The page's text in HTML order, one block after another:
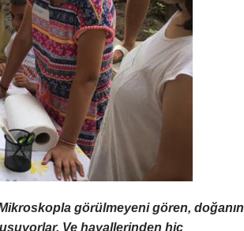
görülmeyeni gören, doğanın
Ve hayallerinden hiç